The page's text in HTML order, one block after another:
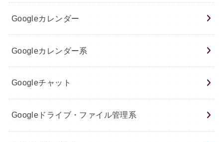
Googleカレンダー
Googleカレンダー系
Googleチャット
Googleドライブ・ファイル管理系